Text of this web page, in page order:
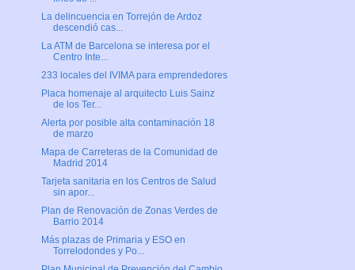
La delincuencia en Torrejón de Ardoz
descendió cas...
La ATM de Barcelona se interesa por el
Centro Inte...
233 locales del IVIMA para emprendedores
Placa homenaje al arquitecto Luis Sainz
de los Ter...
Alerta por posible alta contaminación 18
de marzo
Mapa de Carreteras de la Comunidad de
Madrid 2014
Tarjeta sanitaria en los Centros de Salud
sin apor...
Plan de Renovación de Zonas Verdes de
Barrio 2014
Más plazas de Primaria y ESO en
Torrelodondes y Po...